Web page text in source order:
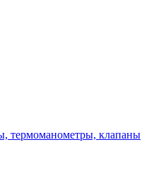
термоманометры, клапаны